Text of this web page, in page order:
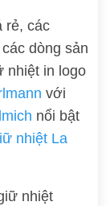
rẻ, các
dòng sản
nhiệt in logo
với
nổi bật
nhiệt La
nhiệt